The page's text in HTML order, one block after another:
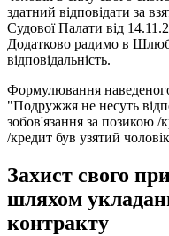
здатний відповідати за
Судової Палати від
Додатково радимо в
відповідальність.
Формулювання
"Подружжя не несуть
зобов'язання за позикою /
/кредит був узятий
Захист свого
шляхом
контракту